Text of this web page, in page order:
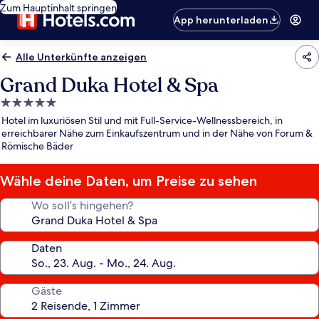
Zum Hauptinhalt springen
App herunterladen
Alle Unterkünfte anzeigen
Grand Duka Hotel & Spa
5.0-
Sterne-
Unterkunft
Hotel im luxuriösen Stil und mit Full-Service-Wellnessbereich, in
erreichbarer Nähe zum Einkaufszentrum und in der Nähe von Forum &
Römische Bäder
Wähle deine Daten, um Preise zu sehen
Wo soll’s hingehen?
Daten
Gäste